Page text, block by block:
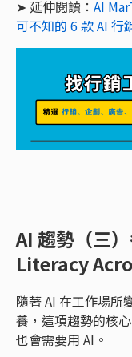
➤ 延伸閱讀： AI
可不知的 6 款 AI 行
AI 趨勢（三
Literacy
隨著 AI 在工作場所
養，這項趨勢的核
也會需要用 AI。